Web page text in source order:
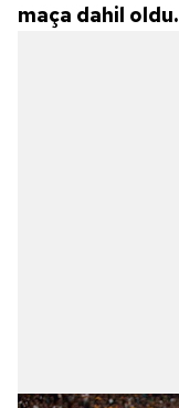
maça dahil oldu.